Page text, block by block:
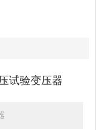
试验变压器